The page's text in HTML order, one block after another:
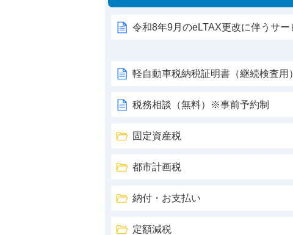
令和8年9月のeLTAX更改に伴うサー
軽自動車税納税証明書（継続検査用
税務相談（無料）※事前予約制
固定資産税
都市計画税
納付・お支払い
定額減税